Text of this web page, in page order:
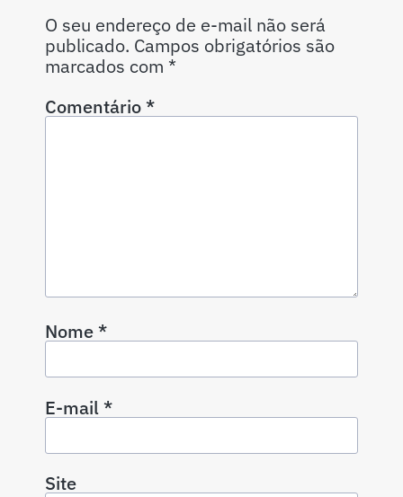
O seu endereço de e-mail não será
publicado. Campos obrigatórios são
marcados com *
Comentário*
Nome*
E-mail*
Site